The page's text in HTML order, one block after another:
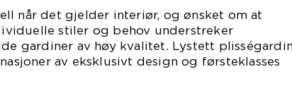
når det gjelder interiør, og ønsket om at
stiler og behov understreker
gardiner av høy kvalitet. Lystett plisségardin
av eksklusivt design og førsteklasses